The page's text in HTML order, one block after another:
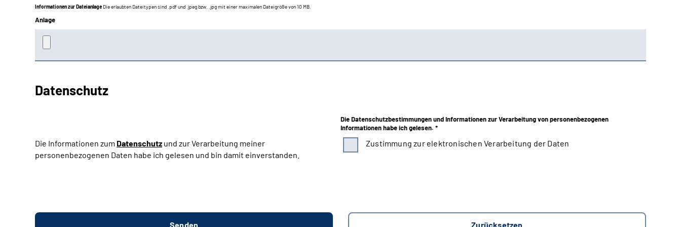
Informationen zur Dateianlage Die erlaubten Dateitypen sind .pdf und .jpeg bzw. .jpg mit einer maximalen Dateigröße von 10 MB.
Anlage
Datenschutz
Die Informationen zum Datenschutz und zur Verarbeitung meiner
personenbezogenen Daten habe ich gelesen und bin damit einverstanden.
Die Datenschutzbestimmungen und Informationen zur Verarbeitung von personenbezogenen
Informationen habe ich gelesen. *
Zustimmung zur elektronischen Verarbeitung der Daten